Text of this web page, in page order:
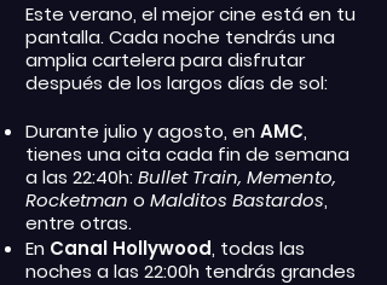
Este verano, el mejor cine está en tu
pantalla. Cada noche tendrás una
amplia cartelera para disfrutar
después de los largos días de sol:
Durante julio y agosto, en AMC,
tienes una cita cada fin de semana
a las 22:40h: Bullet Train, Memento,
Rocketman o Malditos Bastardos,
entre otras.
En Canal Hollywood, todas las
noches a las 22:00h tendrás grandes